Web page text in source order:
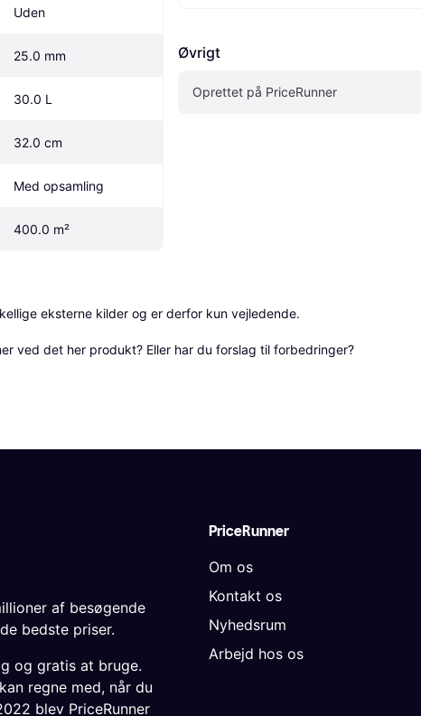
Uden
25.0 mm
30.0 L
32.0 cm
Med opsamling
400.0 m²
Øvrigt
Oprettet på PriceRunner
eksterne kilder og er derfor kun vejledende.
ved det her produkt? Eller har du forslag til forbedringer?
PriceRunner
Om os
Kontakt os
Nyhedsrum
Arbejd hos os
af besøgende
bedste priser.
og gratis at bruge.
regne med, når du
blev PriceRunner